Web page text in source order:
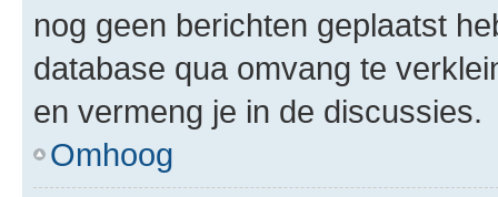
nog geen berichten geplaatst
database qua omvang te
en vermeng je in de discussies.
Omhoog